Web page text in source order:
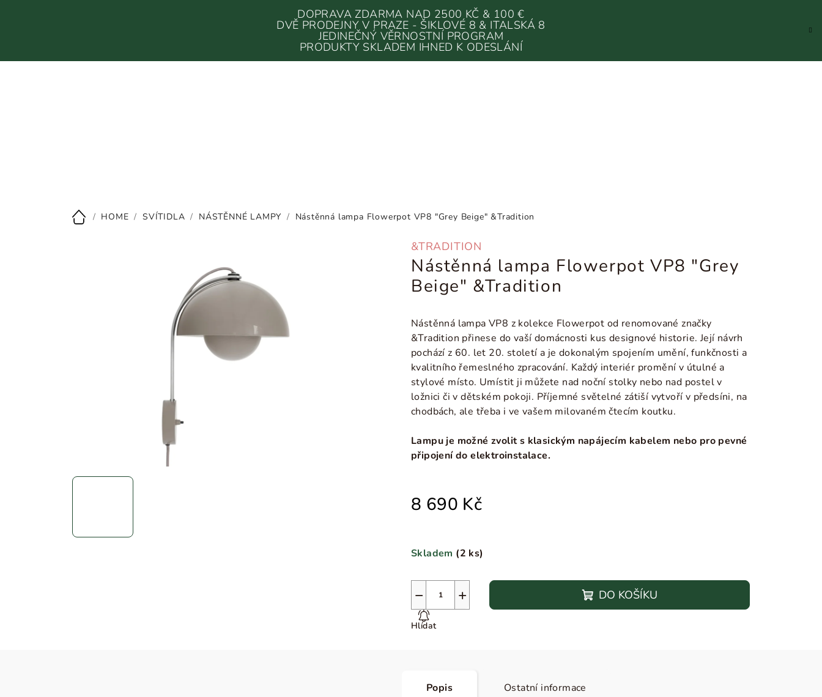
DOPRAVA ZDARMA NAD 2500 KČ & 100 €
DVĚ PRODEJNY V PRAZE - ŠIKLOVÉ 8 & ITALSKÁ 8
JEDINEČNÝ VĚRNOSTNÍ PROGRAM
PRODUKTY SKLADEM IHNED K ODESLÁNÍ
Domů
/ HOME / SVÍTIDLA / NÁSTĚNNÉ LAMPY / Nástěnná lampa Flowerpot VP8 "Grey Beige" &Tradition
&TRADITION
Nástěnná lampa Flowerpot VP8 "Grey
Beige" &Tradition
Nástěnná lampa VP8 z kolekce Flowerpot od renomované značky
&Tradition přinese do vaší domácnosti kus designové historie. Její návrh
pochází z 60. let 20. století a je dokonalým spojením umění, funkčnosti a
kvalitního řemeslného zpracování. Každý interiér promění v útulné a
stylové místo. Umístit ji můžete nad noční stolky nebo nad postel v
ložnici či v dětském pokoji. Příjemné světelné zátiší vytvoří v předsíni, na
chodbách, ale třeba i ve vašem milovaném čtecím koutku.
Lampu je možné zvolit s klasickým napájecím kabelem nebo pro pevné
připojení do elektroinstalace.
8 690 Kč
Skladem (2 ks)
+
− DO KOŠÍKU
Hlídat
Popis Ostatní informace